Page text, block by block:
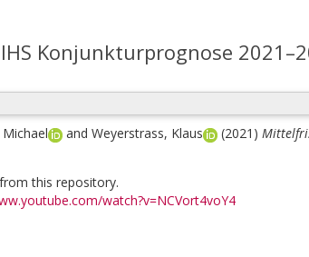
Konjunkturprognose
and Weyerstrass, Klaus (2021)
this repository.
watch?v=NCVort4voY4